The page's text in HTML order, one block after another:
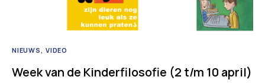
NIEUWS VIDEO
Week van de Kinderfilosofie (2 t/m 10 april)